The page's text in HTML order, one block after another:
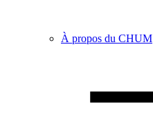
À propos du CHUM